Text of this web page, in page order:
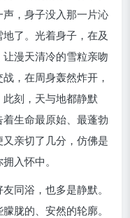
，身子没入那一片沁
了。光着身子，在及
漫天清冷的雪粒亲吻
，在周身轰然炸开，
刻，天与地都静默
生命最原始、最蓬勃
亲切了几分，仿佛是
入怀中。
同浴，也多是静默。
胧的、安然的轮廓。